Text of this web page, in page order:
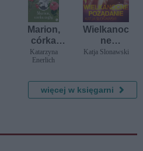
Marion,
córka
mgły
Katarzyna
Enerlich
Wielkanoc
ne
pożądanie
nie
erotyczne
Katja Slonawski
więcej w księgarni